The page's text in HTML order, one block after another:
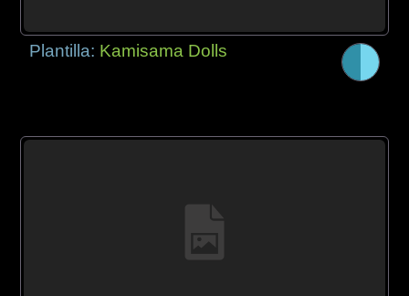
Plantilla: Kamisama Dolls